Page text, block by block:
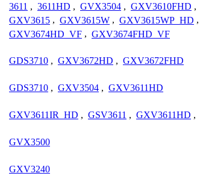
3611 , 3611HD , GVX3504 , GXV3610FHD ,
GXV3615 , GXV3615W , GXV3615WP_HD ,
GXV3674HD_VF , GXV3674FHD_VF
GDS3710 , GXV3672HD , GXV3672FHD
GDS3710 , GXV3504 , GXV3611HD
GXV3611IR_HD , GSV3611 , GXV3611HD ,
GVX3500
GXV3240